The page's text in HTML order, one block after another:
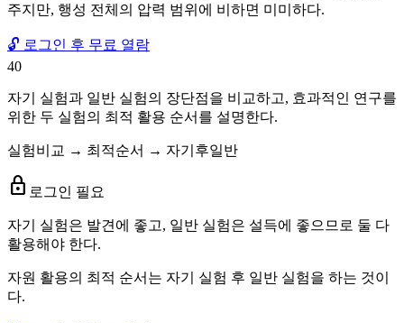
주지만, 행성 전체의 압력 범위에 비하면 미미하다.
🔓 로그인 후 무료 열람
40
자기 실험과 일반 실험의 장단점을 비교하고, 효과적인 연구를
위한 두 실험의 최적 활용 순서를 설명한다.
실험비교 → 최적순서 → 자기후일반
lock 로그인 필요
자기 실험은 발견에 좋고, 일반 실험은 설득에 좋으므로 둘 다
활용해야 한다.
자원 활용의 최적 순서는 자기 실험 후 일반 실험을 하는 것이
다.